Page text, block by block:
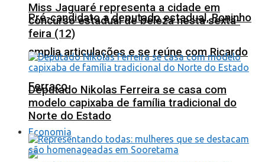
Pré-candidato a deputado estadual, Roninho
amplia articulações e se reúne com Ricardo
Ferraço
Economia
Miss Jaguaré representa a cidade em
concurso estadual de beleza nesta sexta-
feira (12)
Deputado Nikolas Ferreira se casa com
modelo capixaba de família tradicional do
Norte do Estado